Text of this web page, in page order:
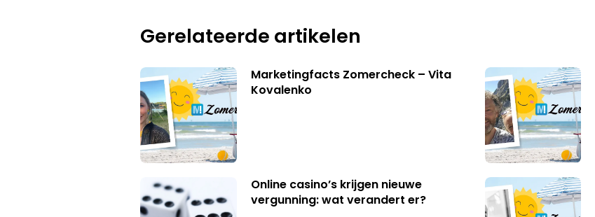
Gerelateerde artikelen
Marketingfacts Zomercheck – Vita
Kovalenko
Online casino’s krijgen nieuwe
vergunning: wat verandert er?